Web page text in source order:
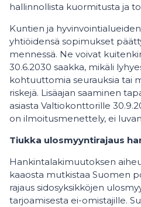
hallinnollista kuormitusta ja
Kuntien ja
yhtiöidensä sopimukset
mennessä. Ne voivat
30.6.2030 saakka, mikäli
kohtuuttomia seurauksia tai
riskejä. Lisäajan saaminen
asiasta Valtiokonttorille
on ilmoitusmenettely, ei
Tiukka ulosmyyntirajaus
Hankintalakimuutoksen
kaaosta mutkistaa Suomen
rajaus sidosyksikköjen
tarjoamisesta ei-omistajille.